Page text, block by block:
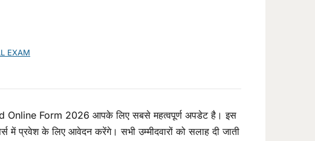
EXAM
Online Form 2026 आपके लिए सबसे महत्वपूर्ण अपडेट है। इस
में प्रवेश के लिए आवेदन करेंगे। सभी उम्मीदवारों को सलाह दी जाती